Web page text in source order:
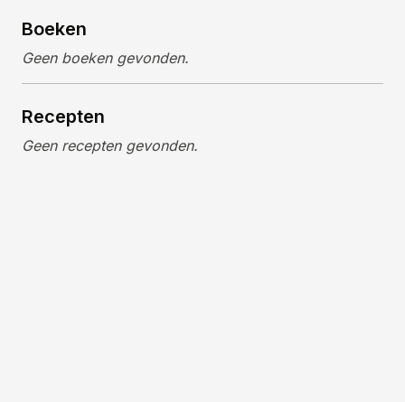
Boeken
Geen boeken gevonden.
Recepten
Geen recepten gevonden.